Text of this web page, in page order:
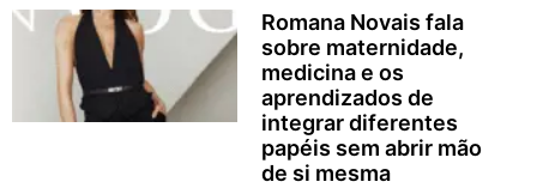
Romana Novais fala
sobre maternidade,
medicina e os
aprendizados de
integrar diferentes
papéis sem abrir mão
de si mesma